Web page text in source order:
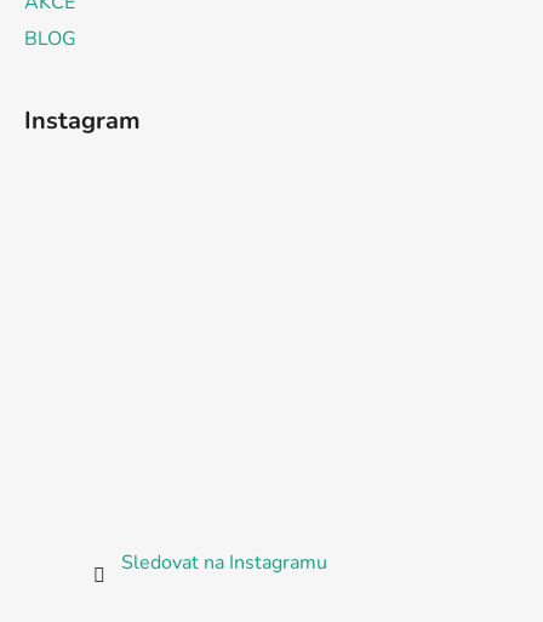
BLOG
Instagram
Sledovat na Instagramu